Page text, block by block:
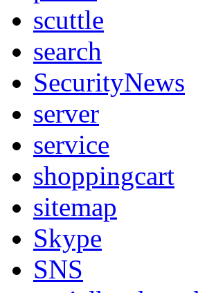
scuttle
search
SecurityNews
server
service
shoppingcart
sitemap
Skype
SNS